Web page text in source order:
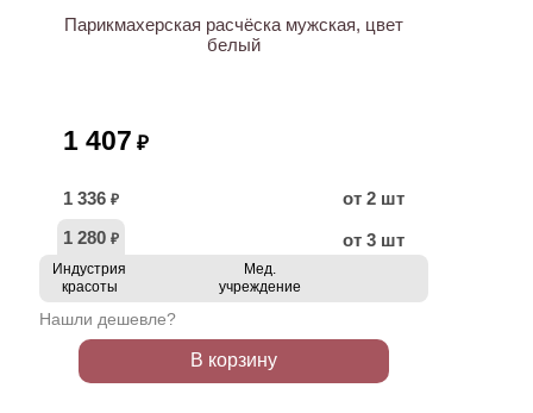
Парикмахерская расчёска мужская, цвет
белый
1 407 ₽
1 336 ₽
от 2 шт
1 280 ₽ от 3 шт
Индустрия
красоты
Мед.
учреждение
Нашли дешевле?
В корзину